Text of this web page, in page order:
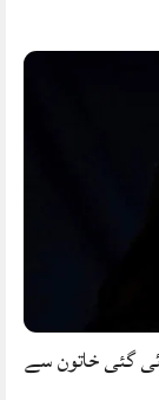
گئی خاتون سے